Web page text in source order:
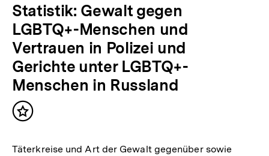
Statistik: Gewalt gegen
LGBTQ+-Menschen und
Vertrauen in Polizei und
Gerichte unter LGBTQ+-
Menschen in Russland
Inhalt
Täterkreise und Art der Gewalt gegenüber sowie